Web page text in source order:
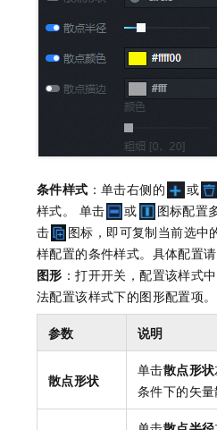
条件样式 ：单击右侧的 或
样式。 单击
或
图标配置
击
图标，即可复制当前选中
样配置的条件样式。具体配置
图形 ：打开开关，配置该样式
法配置该样式下的图形配置项。
参数 说明
散点形状
单击散点形状
条件下的矢量